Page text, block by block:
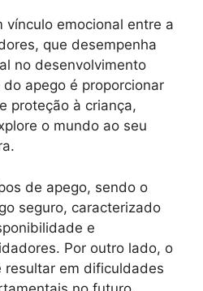
vínculo emocional entre a
que desempenha
no desenvolvimento
apego é proporcionar
proteção à criança,
o mundo ao seu
de apego, sendo o
seguro, caracterizado
e
Por outro lado, o
resultar em dificuldades